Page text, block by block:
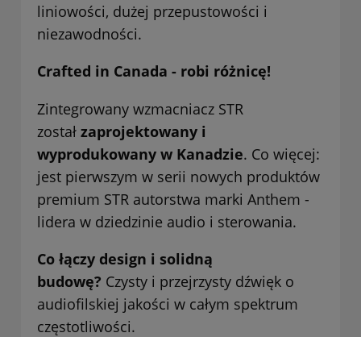
liniowości, dużej przepustowości i
niezawodności.
Crafted in Canada - robi różnicę!
Zintegrowany wzmacniacz STR
został zaprojektowany i
wyprodukowany w Kanadzie. Co więcej:
jest pierwszym w serii nowych produktów
premium STR autorstwa marki Anthem -
lidera w dziedzinie audio i sterowania.
Co łączy design i solidną
budowę? Czysty i przejrzysty dźwięk o
audiofilskiej jakości w całym spektrum
częstotliwości.